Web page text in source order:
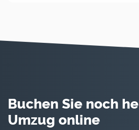
Buchen Sie noch
Umzug online